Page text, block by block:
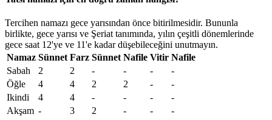
Tercihen namazı gece yarısından önce bitirilmesidir. Bununla
birlikte, gece yarısı ve Şeriat tanımında, yılın çeşitli dönemlerinde
gece saat 12'ye ve 11'e kadar düşebileceğini unutmayın.
Namaz Sünnet Farz Sünnet Nafile Vitir Nafile
Sabah
2 2 - - -
-
Öğle
4 4 2 2 -
-
Ikindi
4 4 - - -
-
Akşam - 3 2 - -
-